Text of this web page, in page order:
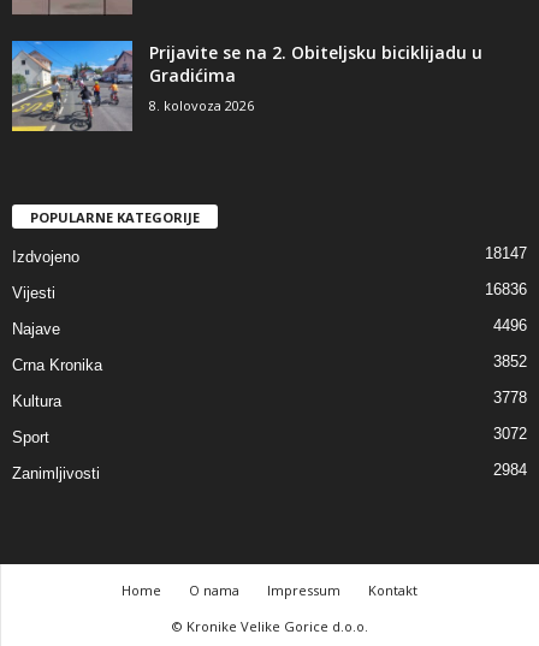
Prijavite se na 2. Obiteljsku biciklijadu u
Gradićima
8. kolovoza 2026
POPULARNE KATEGORIJE
Izdvojeno 18147
Vijesti 16836
Najave 4496
Crna Kronika 3852
Kultura 3778
Sport 3072
Zanimljivosti 2984
Home O nama Impressum
Kontakt
© Kronike Velike Gorice d.o.o.